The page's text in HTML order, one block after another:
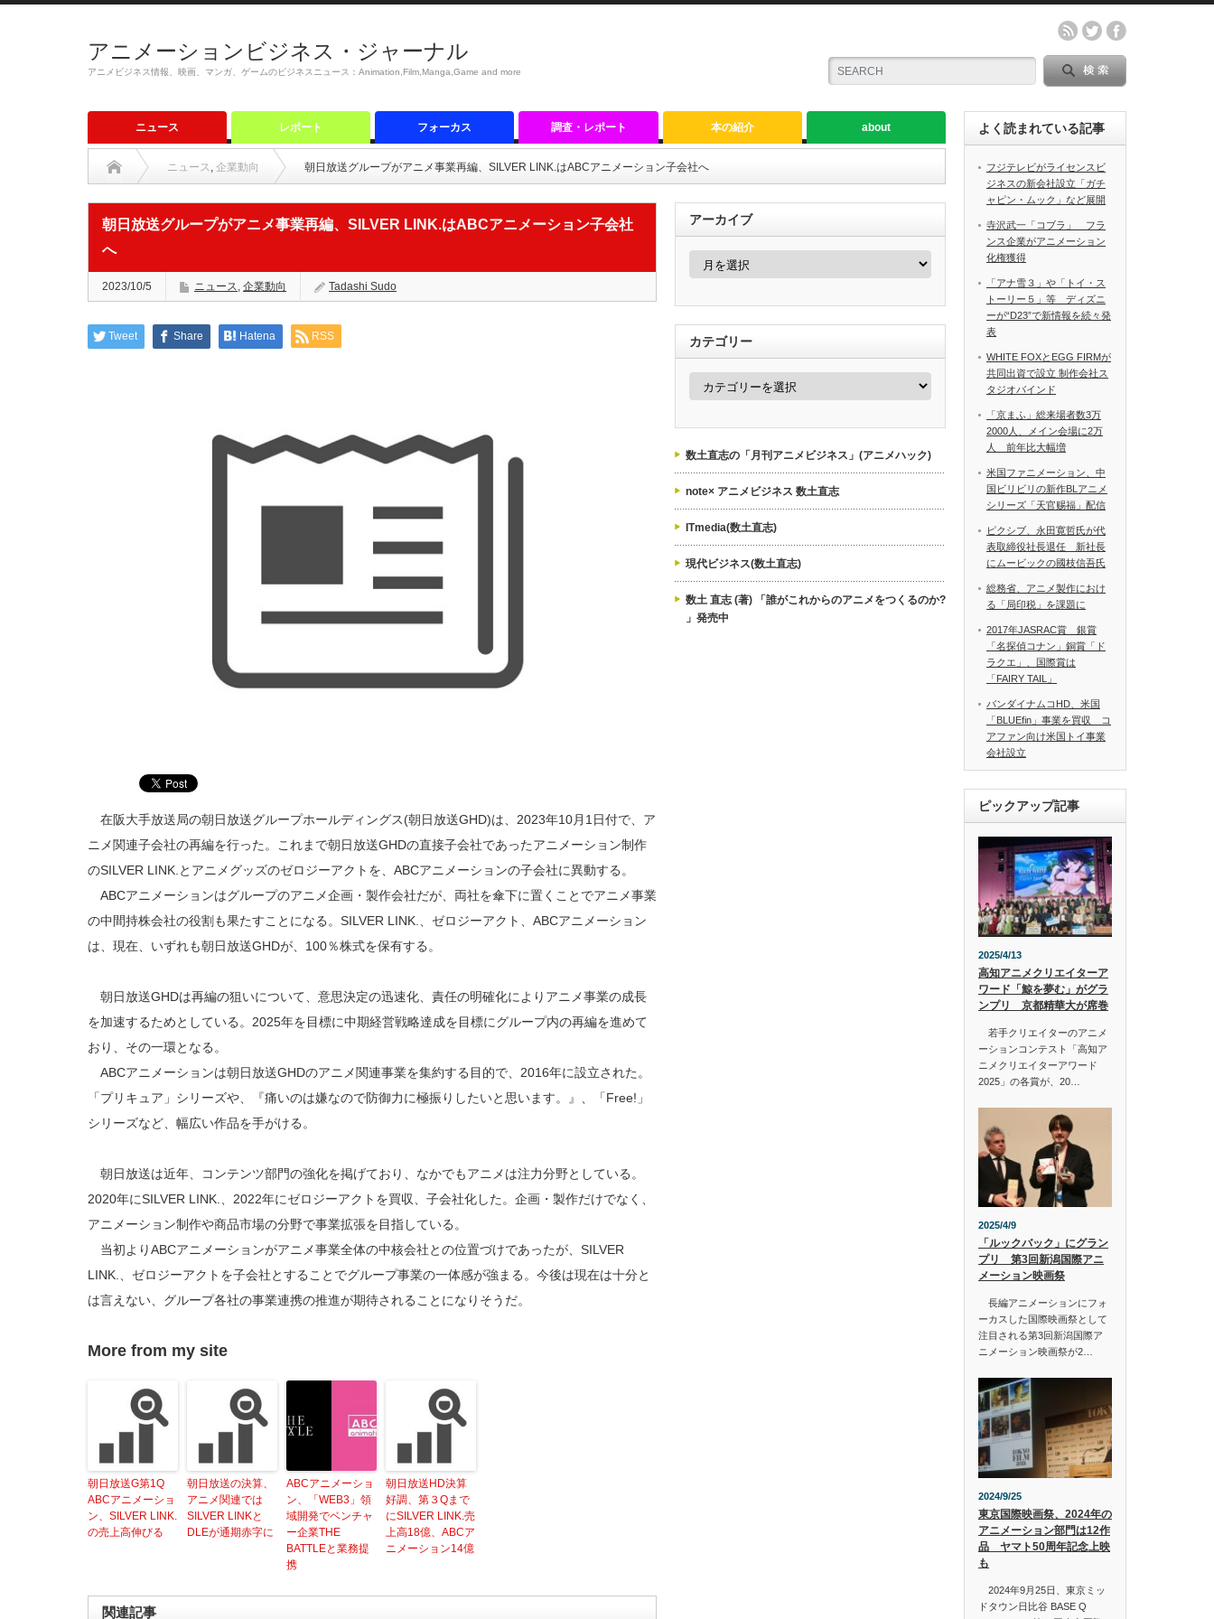
アニメーションビジネス・ジャーナル
アニメビジネス情報、映画、マンガ、ゲームのビジネスニュース：Animation,Film,Manga,Game and more
ニュース レポート フォーカス 調査・レポート 本の紹介 about
ニュース, 企業動向 朝日放送グループがアニメ事業再編、SILVER LINK.はABCアニメーション子会社へ
朝日放送グループがアニメ事業再編、SILVER LINK.はABCアニメーション子会社
へ
2023/10/5 ニュース, 企業動向 Tadashi Sudo
Tweet Share Hatena RSS
在阪大手放送局の朝日放送グループホールディングス(朝日放送GHD)は、2023年10月1日付で、ア
ニメ関連子会社の再編を行った。これまで朝日放送GHDの直接子会社であったアニメーション制作
のSILVER LINK.とアニメグッズのゼロジーアクトを、ABCアニメーションの子会社に異動する。
ABCアニメーションはグループのアニメ企画・製作会社だが、両社を傘下に置くことでアニメ事業
の中間持株会社の役割も果たすことになる。SILVER LINK.、ゼロジーアクト、ABCアニメーション
は、現在、いずれも朝日放送GHDが、100％株式を保有する。
朝日放送GHDは再編の狙いについて、意思決定の迅速化、責任の明確化によりアニメ事業の成長
を加速するためとしている。2025年を目標に中期経営戦略達成を目標にグループ内の再編を進めて
おり、その一環となる。
ABCアニメーションは朝日放送GHDのアニメ関連事業を集約する目的で、2016年に設立された。
「プリキュア」シリーズや、『痛いのは嫌なので防御力に極振りしたいと思います。』、「Free!」
シリーズなど、幅広い作品を手がける。
朝日放送は近年、コンテンツ部門の強化を掲げており、なかでもアニメは注力分野としている。
2020年にSILVER LINK.、2022年にゼロジーアクトを買収、子会社化した。企画・製作だけでなく、
アニメーション制作や商品市場の分野で事業拡張を目指している。
当初よりABCアニメーションがアニメ事業全体の中核会社との位置づけであったが、SILVER
LINK.、ゼロジーアクトを子会社とすることでグループ事業の一体感が強まる。今後は現在は十分と
は言えない、グループ各社の事業連携の推進が期待されることになりそうだ。
More from my site
朝日放送G第1Q
ABCアニメーショ
ン、SILVER LINK.
の売上高伸びる
朝日放送の決算、
アニメ関連では
SILVER LINKと
DLEが通期赤字に
ABCアニメーショ
ン、「WEB3」領
域開発でベンチャ
ー企業THE
BATTLEと業務提
携
朝日放送HD決算
好調、第３Qまで
にSILVER LINK.売
上高18億、ABCア
ニメーション14億
関連記事
アーカイブ
ア
ブ
カテゴリー
カ
ー
数土直志の「月刊アニメビジネス」(アニメハック)
note× アニメビジネス 数土直志
ITmedia(数土直志)
現代ビジネス(数土直志)
数土 直志 (著) 「誰がこれからのアニメをつくるのか?
」発売中
よく読まれている記事
フジテレビがライセンスビ
ジネスの新会社設立「ガチ
ャピン・ムック」など展開
寺沢武一「コブラ」 フラ
ンス企業がアニメーション
化権獲得
「アナ雪３」や「トイ・ス
トーリー５」等 ディズニ
ーが“D23”で新情報を続々発
表
WHITE FOXとEGG FIRMが
共同出資で設立 制作会社ス
タジオバインド
「京まふ」総来場者数3万
2000人、メイン会場に2万
人 前年比大幅増
米国ファニメーション、中
国ビリビリの新作BLアニメ
シリーズ「天官赐福」配信
ピクシブ、永田寛哲氏が代
表取締役社長退任 新社長
にムービックの國枝信吾氏
総務省、アニメ製作におけ
る「局印税」を課題に
2017年JASRAC賞 銀賞
「名探偵コナン」銅賞「ド
ラクエ」、国際賞は
「FAIRY TAIL」
バンダイナムコHD、米国
「BLUEfin」事業を買収 コ
アファン向け米国トイ事業
会社設立
ピックアップ記事
2025/4/13
高知アニメクリエイターア
ワード「鯨を夢む」がグラ
ンプリ 京都精華大が席巻
若手クリエイターのアニメ
ーションコンテスト「高知ア
ニメクリエイターアワード
2025」の各賞が、20…
2025/4/9
「ルックバック」にグラン
プリ 第3回新潟国際アニ
メーション映画祭
長編アニメーションにフォ
ーカスした国際映画祭として
注目される第3回新潟国際ア
ニメーション映画祭が2…
2024/9/25
東京国際映画祭、2024年の
アニメーション部門は12作
品 ヤマト50周年記念上映
も
2024年9月25日、東京ミッ
ドタウン日比谷 BASE Q